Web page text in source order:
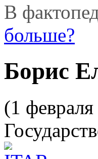
В
больше?
Борис
(1